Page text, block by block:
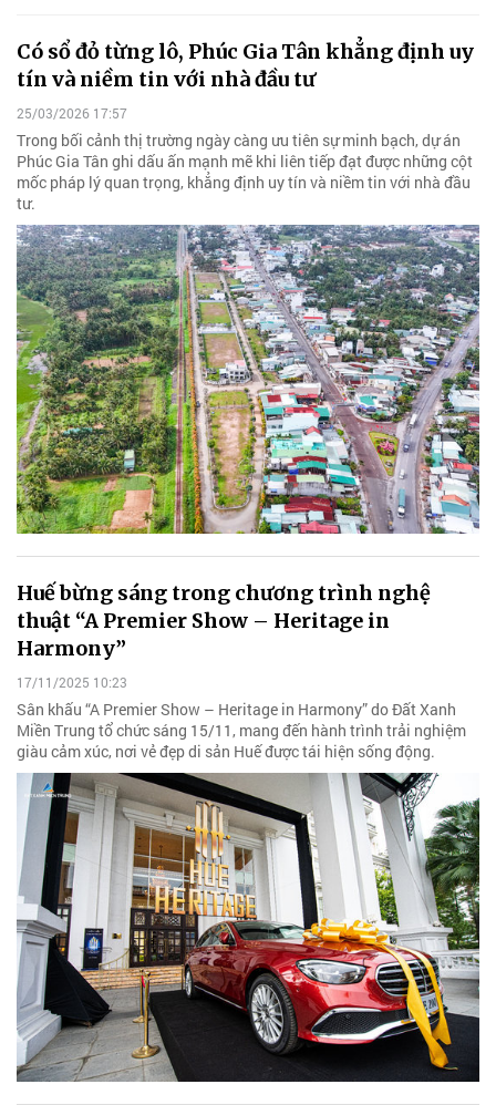
Có sổ đỏ từng lô, Phúc Gia Tân khẳng định uy
tín và niềm tin với nhà đầu tư
25/03/2026 17:57
Trong bối cảnh thị trường ngày càng ưu tiên sự minh bạch, dự án
Phúc Gia Tân ghi dấu ấn mạnh mẽ khi liên tiếp đạt được những cột
mốc pháp lý quan trọng, khẳng định uy tín và niềm tin với nhà đầu
tư.
Huế bừng sáng trong chương trình nghệ
thuật “A Premier Show – Heritage in
Harmony”
17/11/2025 10:23
Sân khấu “A Premier Show – Heritage in Harmony” do Đất Xanh
Miền Trung tổ chức sáng 15/11, mang đến hành trình trải nghiệm
giàu cảm xúc, nơi vẻ đẹp di sản Huế được tái hiện sống động.